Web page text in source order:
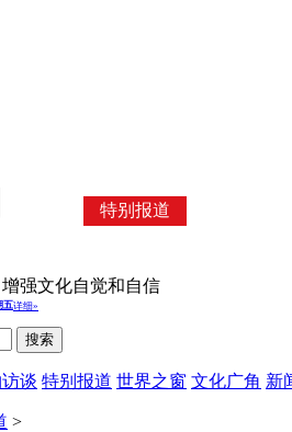
特别报道
增强文化自觉和自信
搜索
谈 特别报道 世界之窗 文化广角 新
>